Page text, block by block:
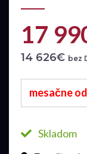
17
14 626€ bez
mesačne
Skladom